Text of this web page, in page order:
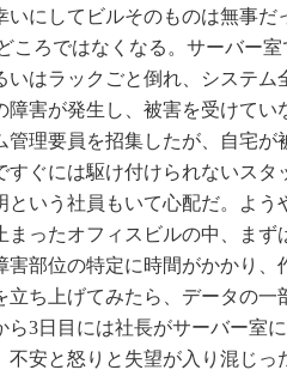
にしてビルそのものは無事だ
ころではなくなる。サーバー
はラックごと倒れ、システム
害が発生し、被害を受けてい
理要員を招集したが、自宅が
ぐには駆け付けられないスタ
いう社員もいて心配だ。よう
まったオフィスビルの中、まず
部位の特定に時間がかかり、
ち上げてみたら、データの一
3日目には社長がサーバー室
安と怒りと失望が入り混じっ